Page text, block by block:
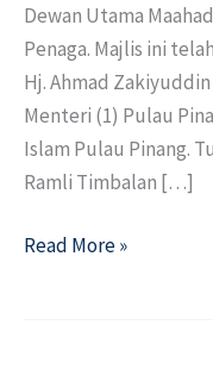
Dewan Utama
Penaga. Majlis ini
Hj. Ahmad
Menteri (1) Pulau
Islam Pulau Pinang.
Ramli Timbalan […]
Read More »